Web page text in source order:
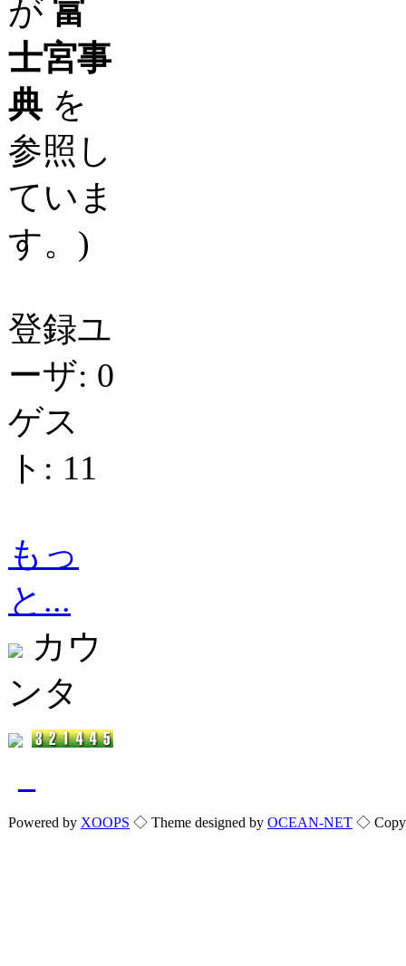
が 富
士宮事
典 を
参照し
ていま
す。)
登録ユ
ーザ: 0
ゲス
ト: 11
もっ
と...
カウ
ンタ
Powered by XOOPS ◇ Theme designed by OCEAN-NET ◇